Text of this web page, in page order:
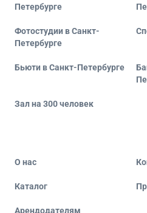
Петербурге
Фотостудии в Санкт-
Петербурге
Бьюти в Санкт-Петербурге
Зал на 300 человек
О нас
Каталог
Арендодателям